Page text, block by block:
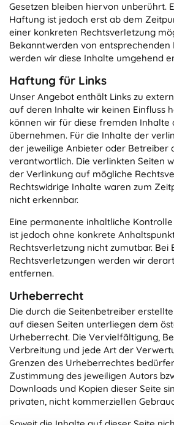
Gesetzen bleiben hiervon unberührt.
Haftung ist jedoch erst ab dem
einer konkreten Rechtsverletzung
Bekanntwerden von entsprechenden
werden wir diese Inhalte umgehend
Haftung für Links
Unser Angebot enthält Links zu
auf deren Inhalte wir keinen Einfluss
können wir für diese fremden Inhalte
übernehmen. Für die Inhalte der
der jeweilige Anbieter oder Betreiber
verantwortlich. Die verlinkten Seiten
der Verlinkung auf mögliche
Rechtswidrige Inhalte waren zum
nicht erkennbar.
Eine permanente inhaltliche
ist jedoch ohne konkrete
Rechtsverletzung nicht zumutbar. Bei
Rechtsverletzungen werden wir
entfernen.
Urheberrecht
Die durch die Seitenbetreiber
auf diesen Seiten unterliegen dem
Urheberrecht. Die Vervielfältigung,
Verbreitung und jede Art der
Grenzen des Urheberrechtes
Zustimmung des jeweiligen Autors
Downloads und Kopien dieser Seite
privaten, nicht kommerziellen